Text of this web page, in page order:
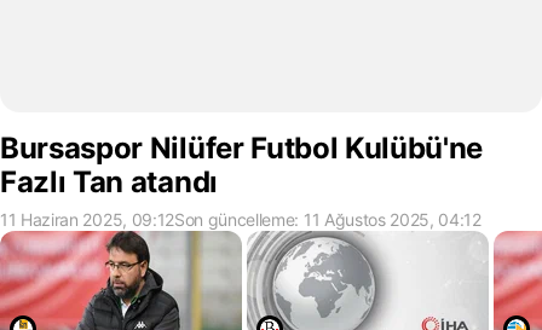
Bursaspor Nilüfer Futbol Kulübü'ne
Fazlı Tan atandı
11 Haziran 2025, 09:12Son güncelleme: 11 Ağustos 2025, 04:12